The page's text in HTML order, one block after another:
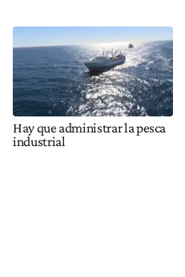
Hay que administrar la pesca
industrial